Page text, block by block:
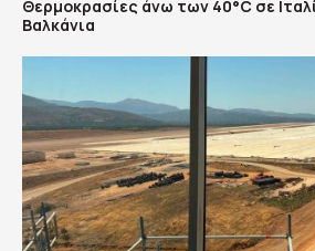
Θερμοκρασίες άνω των 40°C σε
Βαλκάνια